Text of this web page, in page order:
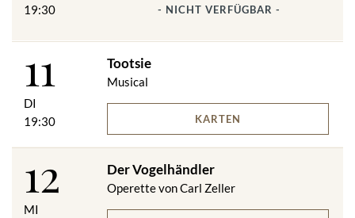
19:30
- NICHT VERFÜGBAR -
11
DI
19:30
Tootsie
Musical
KARTEN
12
MI
Der Vogelhändler
Operette von Carl Zeller